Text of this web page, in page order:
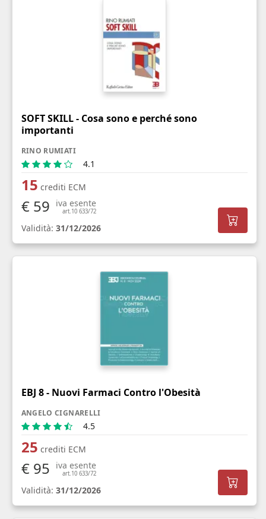
SOFT SKILL - Cosa sono e perché sono
importanti
RINO RUMIATI
4.1
15 crediti ECM
€ 59 iva esente
art.10 633/72
Validità: 31/12/2026
EBJ 8 - Nuovi Farmaci Contro l'Obesità
ANGELO CIGNARELLI
4.5
25 crediti ECM
€ 95 iva esente
art.10 633/72
Validità: 31/12/2026